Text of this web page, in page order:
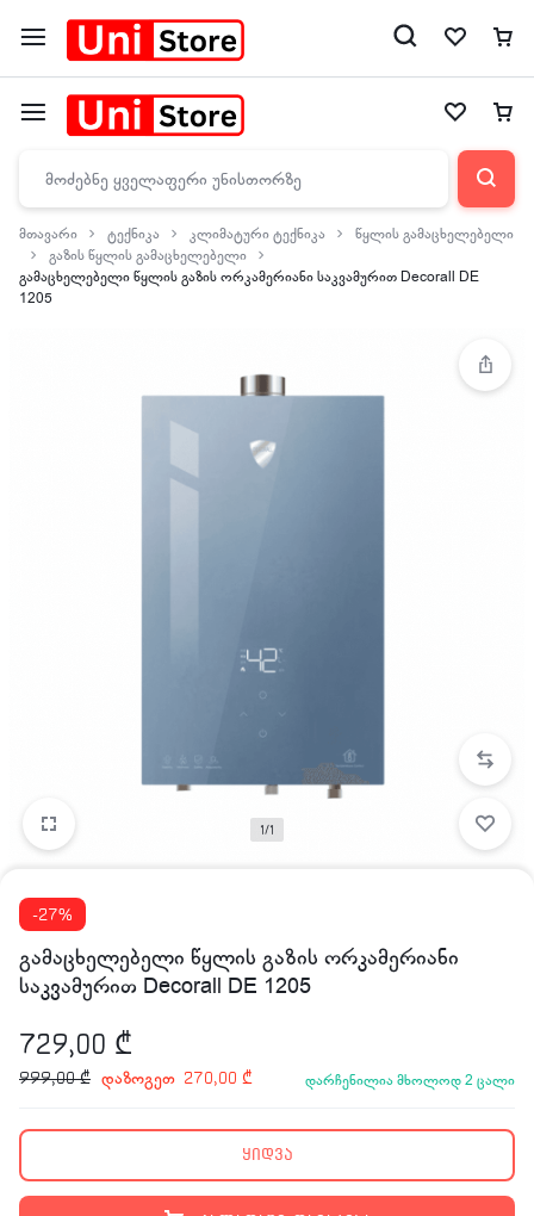
მთავარი ტექნიკა კლიმატური ტექნიკა
წყლის გამაცხელებელი
გაზის წყლის გამაცხელებელი
გამაცხელებელი წყლის გაზის ორკამერიანი საკვამურით Decorall DE
1205
1/1
-27%
გამაცხელებელი წყლის გაზის ორკამერიანი
საკვამურით Decorall DE 1205
729,00 ₾
999,00₾ დაზოგეთ 270,00 ₾ დარჩენილია მხოლოდ 2 ცალი
ყიდვა